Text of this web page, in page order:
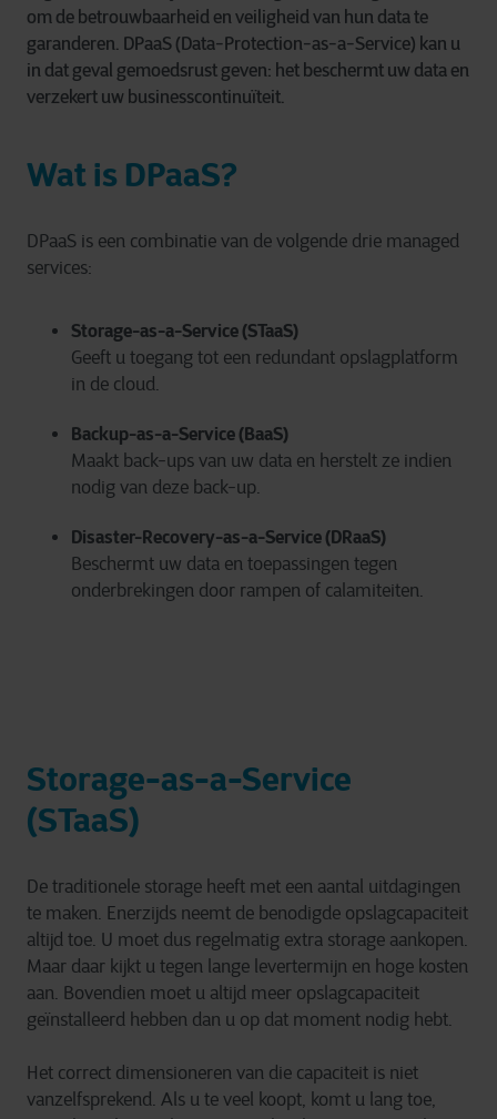
om de betrouwbaarheid en veiligheid van hun data te
garanderen. DPaaS (Data-Protection-as-a-Service) kan u
in dat geval gemoedsrust geven: het beschermt uw data en
verzekert uw businesscontinuïteit.
Wat is DPaaS?
DPaaS is een combinatie van de volgende drie managed
services:
Storage-as-a-Service (STaaS)
Geeft u toegang tot een redundant opslagplatform
in de cloud.
Backup-as-a-Service (BaaS)
Maakt back-ups van uw data en herstelt ze indien
nodig van deze back-up.
Disaster-Recovery-as-a-Service (DRaaS)
Beschermt uw data en toepassingen tegen
onderbrekingen door rampen of calamiteiten.
Storage-as-a-Service
(STaaS)
De traditionele storage heeft met een aantal uitdagingen
te maken. Enerzijds neemt de benodigde opslagcapaciteit
altijd toe. U moet dus regelmatig extra storage aankopen.
Maar daar kijkt u tegen lange levertermijn en hoge kosten
aan. Bovendien moet u altijd meer opslagcapaciteit
geïnstalleerd hebben dan u op dat moment nodig hebt.
Het correct dimensioneren van die capaciteit is niet
vanzelfsprekend. Als u te veel koopt, komt u lang toe,